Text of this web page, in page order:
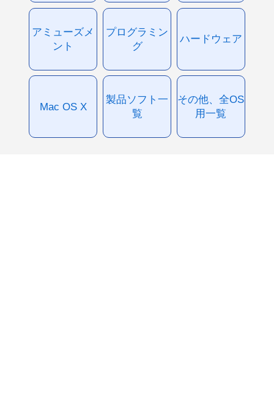
アミューズメ
ント
プログラミン
グ
ハードウェア
Mac OS X
製品ソフト一
覧
その他、全OS
用一覧